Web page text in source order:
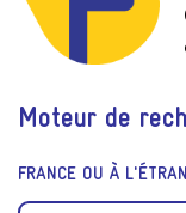
Moteur de
FRANCE OU À